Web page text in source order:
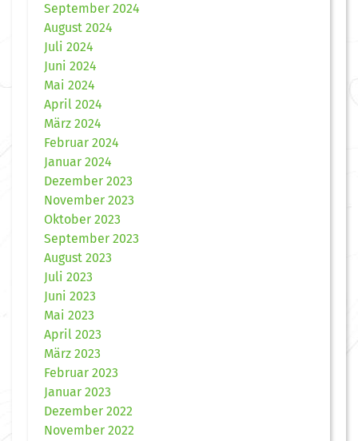
September 2024
August 2024
Juli 2024
Juni 2024
Mai 2024
April 2024
März 2024
Februar 2024
Januar 2024
Dezember 2023
November 2023
Oktober 2023
September 2023
August 2023
Juli 2023
Juni 2023
Mai 2023
April 2023
März 2023
Februar 2023
Januar 2023
Dezember 2022
November 2022